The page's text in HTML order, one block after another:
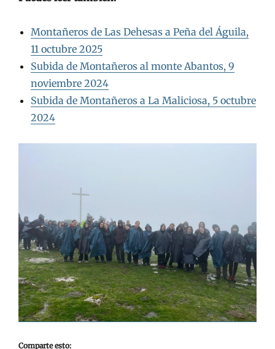
Montañeros de Las Dehesas a Peña del Águila,
11 octubre 2025
Subida de Montañeros al monte Abantos, 9
noviembre 2024
Subida de Montañeros a La Maliciosa, 5 octubre
2024
Comparte esto: